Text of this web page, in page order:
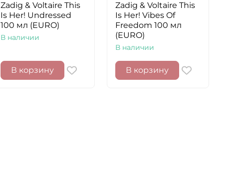
Zadig & Voltaire This
Is Her! Undressed
100 мл (EURO)
В наличии
В корзину
Zadig & Voltaire This
Is Her! Vibes Of
Freedom 100 мл
(EURO)
В наличии
В корзину